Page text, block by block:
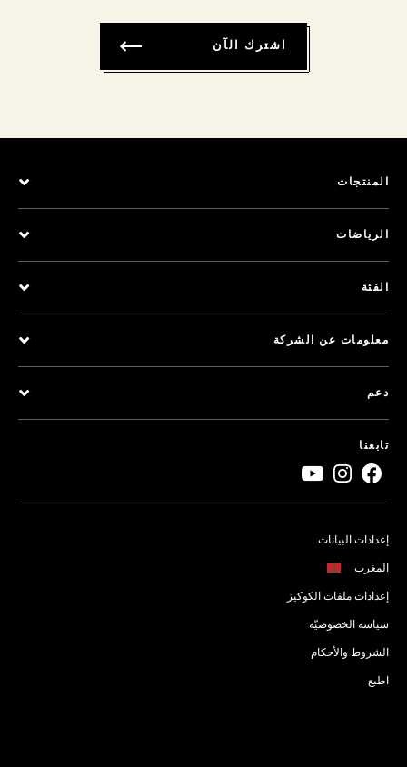
اشترك الآن
المنتجات
الرياضات
الفئة
معلومات عن الشركة
دعم
تابعنا
إعدادات البيانات
المغرب
إعدادات ملفات الكوكيز
سياسة الخصوصيّة
الشروط والأحكام
اطبع